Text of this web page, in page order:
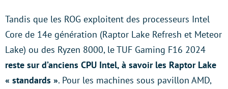
Tandis que les ROG exploitent des processeurs Intel
Core de 14e génération (Raptor Lake Refresh et Meteor
Lake) ou des Ryzen 8000, le TUF Gaming F16 2024
reste sur d’anciens CPU Intel, à savoir les Raptor Lake
« standards ». Pour les machines sous pavillon AMD,